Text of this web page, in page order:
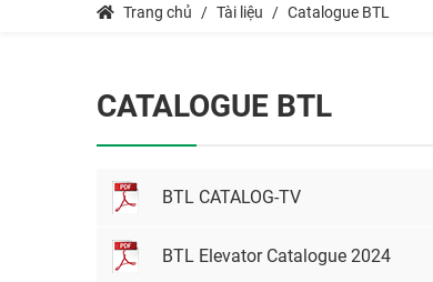
Trang chủ Tài liệu Catalogue BTL
CATALOGUE BTL
BTL CATALOG-TV
BTL Elevator Catalogue 2024